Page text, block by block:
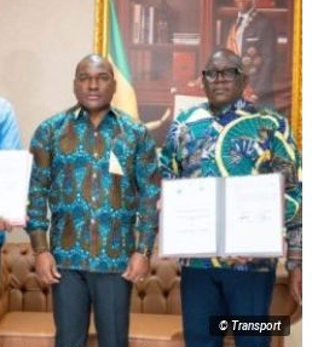
© Transport